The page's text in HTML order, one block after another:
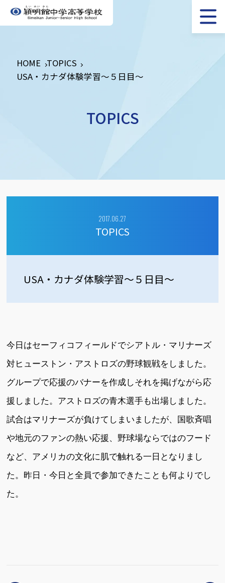
HOME TOPICS
USA・カナダ体験学習～５日目～
TOPICS
2017.06.27
TOPICS
USA・カナダ体験学習～５日目～
今日はセーフィコフィールドでシアトル・マリナーズ
対ヒューストン・アストロズの野球観戦をしました。
グループで応援のバナーを作成しそれを掲げながら応
援しました。アストロズの青木選手も出場しました。
試合はマリナーズが負けてしまいましたが、国歌斉唱
や地元のファンの熱い応援、野球場ならではのフード
など、アメリカの文化に肌で触れる一日となりまし
た。昨日・今日と全員で参加できたことも何よりでし
た。